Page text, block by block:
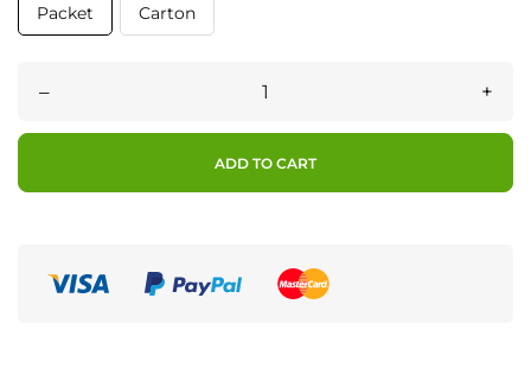
Packet
Carton
– +
ADD TO CART